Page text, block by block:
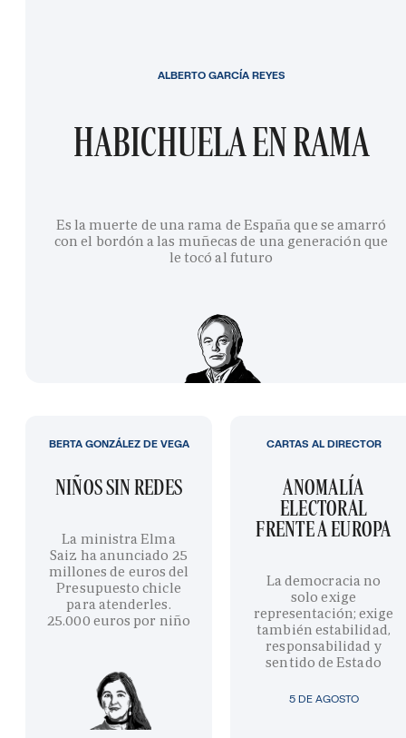
HABICHUELA EN RAMA
Es la muerte de una rama de España que se amarró
con el bordón a las muñecas de una generación que
le tocó al futuro
ALBERTO GARCÍA REYES
NIÑOS SIN REDES
La ministra Elma
Saiz ha anunciado 25
millones de euros del
Presupuesto chicle
para atenderles.
25.000 euros por niño
BERTA GONZÁLEZ DE VEGA
5 DE AGOSTO
ANOMALÍA
ELECTORAL
FRENTE A EUROPA
La democracia no
solo exige
representación; exige
también estabilidad,
responsabilidad y
sentido de Estado
CARTAS AL DIRECTOR